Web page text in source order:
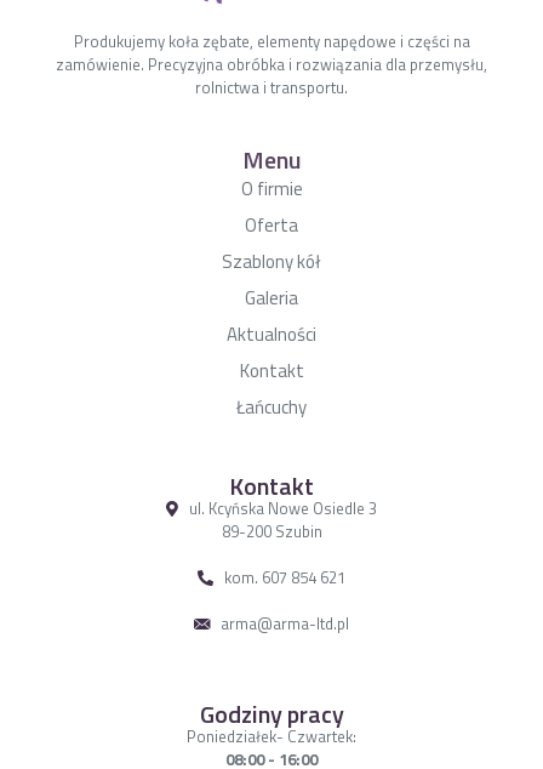
Produkujemy koła zębate, elementy napędowe i części na
zamówienie. Precyzyjna obróbka i rozwiązania dla przemysłu,
rolnictwa i transportu.
Menu
O firmie
Oferta
Szablony kół
Galeria
Aktualności
Kontakt
Łańcuchy
Kontakt
ul. Kcyńska Nowe Osiedle 3
89-200 Szubin
kom. 607 854 621
arma@arma-ltd.pl
Godziny pracy
Poniedziałek- Czwartek:
08:00 - 16:00